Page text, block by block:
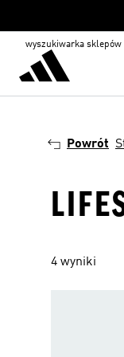
wyszukiwarka sklepów
Powrót
4 wyniki